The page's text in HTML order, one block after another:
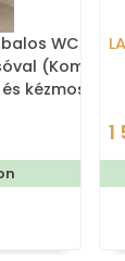
balos WC
(Kombi WC
kézmosó)
1